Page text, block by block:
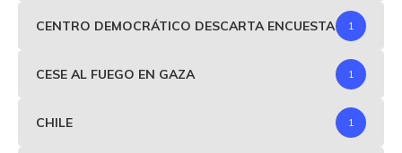
CENTRO DEMOCRÁTICO DESCARTA ENCUESTA 1
CESE AL FUEGO EN GAZA 1
CHILE 1